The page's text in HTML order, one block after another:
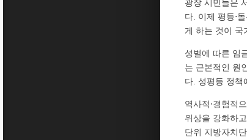
광장 시민들은
다. 이제 평등⋅
게 하는 것이 국
성별에 따른 임
는 근본적인 원
다. 성평등 정책
역사적⋅경험적
위상을 강화하
단위 지방자치